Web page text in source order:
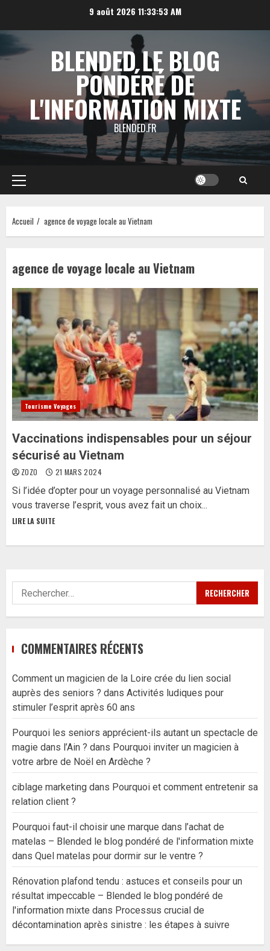
contenu
9 août 2026 11:33:54 AM
BLENDED LE BLOG
PONDÉRÉ DE
L'INFORMATION MIXTE
BLENDED.FR
Menu
principal
Accueil agence de voyage locale au Vietnam
agence de voyage locale au Vietnam
Tourisme Voyages
Vaccinations indispensables pour un séjour
sécurisé au Vietnam
ZOZO 21 MARS 2024
Si l’idée d’opter pour un voyage personnalisé au Vietnam
vous traverse l’esprit, vous avez fait un choix...
LIRE LA SUITE
Rechercher :
COMMENTAIRES RÉCENTS
Comment un magicien de la Loire crée du lien social
auprès des seniors ? dans Activités ludiques pour
stimuler l’esprit après 60 ans
Pourquoi les seniors apprécient-ils autant un spectacle de
magie dans l’Ain ? dans Pourquoi inviter un magicien à
votre arbre de Noël en Ardèche ?
ciblage marketing dans Pourquoi et comment entretenir sa
relation client ?
Pourquoi faut-il choisir une marque dans l’achat de
matelas – Blended le blog pondéré de l'information mixte
dans Quel matelas pour dormir sur le ventre ?
Rénovation plafond tendu : astuces et conseils pour un
résultat impeccable – Blended le blog pondéré de
l'information mixte dans Processus crucial de
décontamination après sinistre : les étapes à suivre